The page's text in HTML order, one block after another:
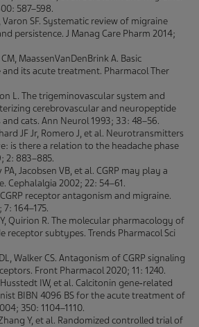
587–598.
Varon SF. Systematic review of migraine
persistence. J Manag Care Pharm 2014;
MaassenVanDenBrink A. Basic
its acute treatment. Pharmacol Ther
L. The trigeminovascular system and
cerebrovascular and neuropeptide
cats. Ann Neurol 1993; 33: 48–56.
JF Jr, Romero J, et al. Neurotransmitters
is there a relation to the headache phase
2: 883–885.
Jacobsen VB, et al. CGRP may play a
Cephalalgia 2002; 22: 54–61.
receptor antagonism and migraine.
164–175.
Quirion R. The molecular pharmacology of
receptor subtypes. Trends Pharmacol Sci
Walker CS. Antagonism of CGRP signaling
Front Pharmacol 2020; 11: 1240.
IW, et al. Calcitonin gene‑related
BIBN 4096 BS for the acute treatment of
350: 1104–1110.
Y, et al. Randomized controlled trial of